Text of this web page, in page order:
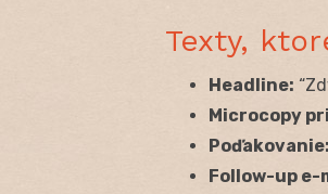
Texty,
Headline:
Microcopy
Poďakovanie:
Follow-up e-